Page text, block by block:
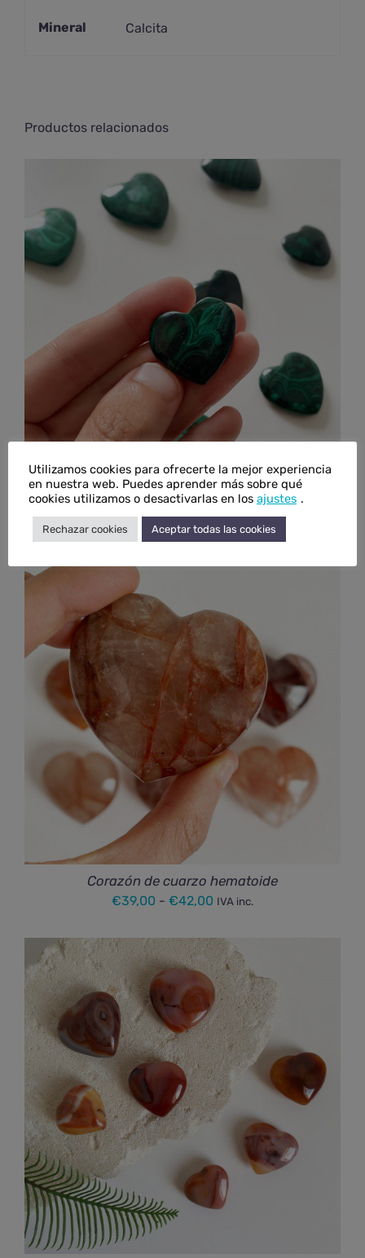
Mineral Calcita
Productos relacionados
Corazón de malaquita
Corazón de cuarzo hematoide
€39,00 - €42,00 Rango
precios:
desde
€39,00
hasta
€42,00
IVA inc.
Utilizamos cookies para ofrecerte la mejor experiencia
en nuestra web. Puedes aprender más sobre qué
cookies utilizamos o desactivarlas en los ajustes .
Rechazar cookies Aceptar todas las cookies